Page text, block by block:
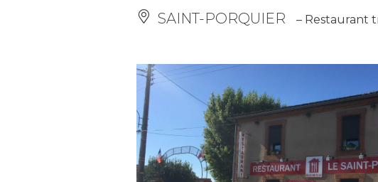
SAINT-PORQUIER – Restaurant